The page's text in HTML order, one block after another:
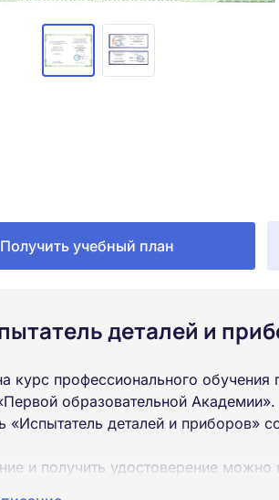
Получить учебный план
деталей и
курс профессионального обучения
образовательной
«Испытатель деталей и приборов»
и получить удостоверение можно